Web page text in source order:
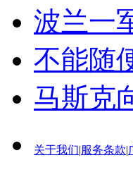
波兰一
不能随
马斯克
关于我们|服务条款|